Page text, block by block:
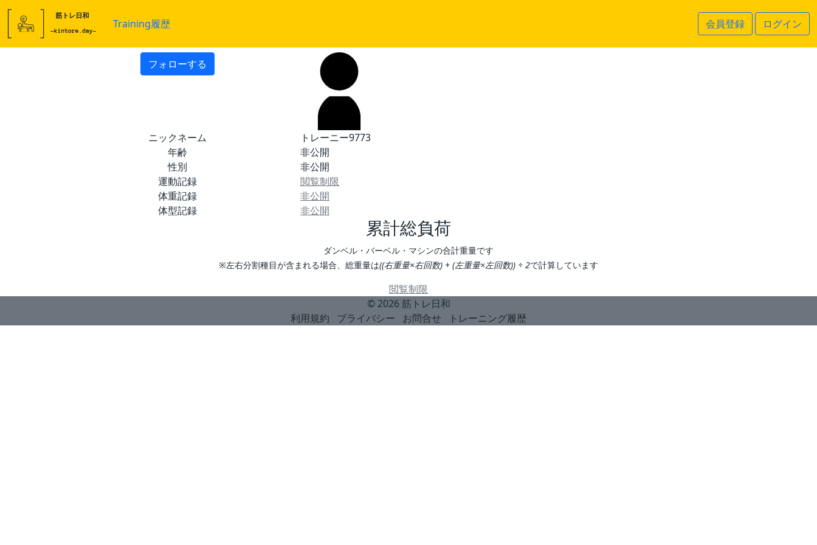
Training履歴 会員登録 ログイン
フォローする
ニックネーム
トレーニー9773
年齢
非公開
性別
非公開
運動記録
閲覧制限
体重記録
非公開
体型記録
非公開
累計総負荷
ダンベル・バーベル・マシンの合計重量です
※左右分割種目が含まれる場合、総重量は((右重量×右回数) + (左重量×左回数)) ÷ 2で計算しています
閲覧制限
© 2026 筋トレ日和
利用規約
プライバシー お問合せ トレーニング履歴